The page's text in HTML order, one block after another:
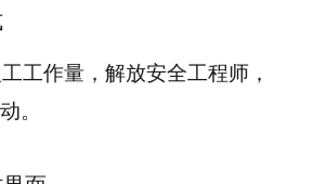
工作量，解放安全工程师，
。